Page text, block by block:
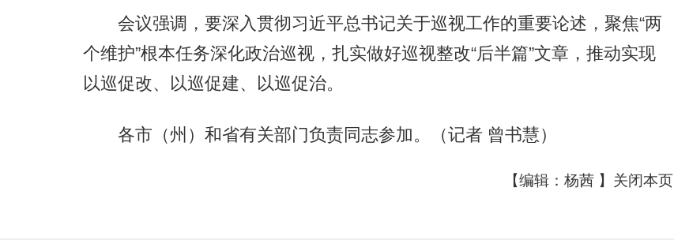
会议强调，要深入贯彻习近平总书记关于巡视工作的重要论述，聚焦“两
个维护”根本任务深化政治巡视，扎实做好巡视整改“后半篇”文章，推动实现
以巡促改、以巡促建、以巡促治。
各市（州）和省有关部门负责同志参加。（记者 曾书慧）
【编辑：杨茜 】 关闭本页